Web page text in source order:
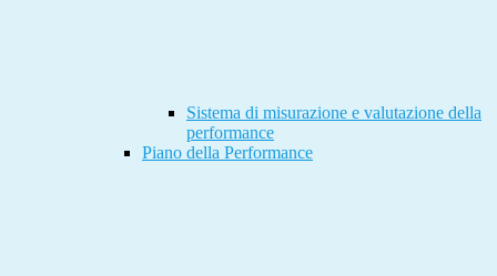
Sistema di misurazione e valutazione della
performance
Piano della Performance